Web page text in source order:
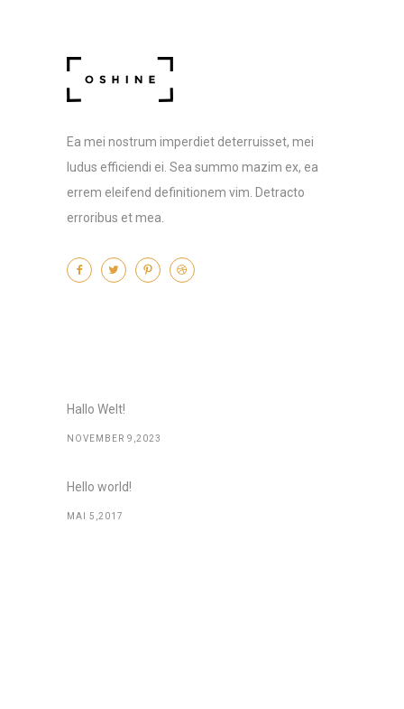
Ea mei nostrum imperdiet deterruisset, mei
ludus efficiendi ei. Sea summo mazim ex, ea
errem eleifend definitionem vim. Detracto
erroribus et mea.
Hallo Welt!
NOVEMBER 9,2023
Hello world!
MAI 5,2017